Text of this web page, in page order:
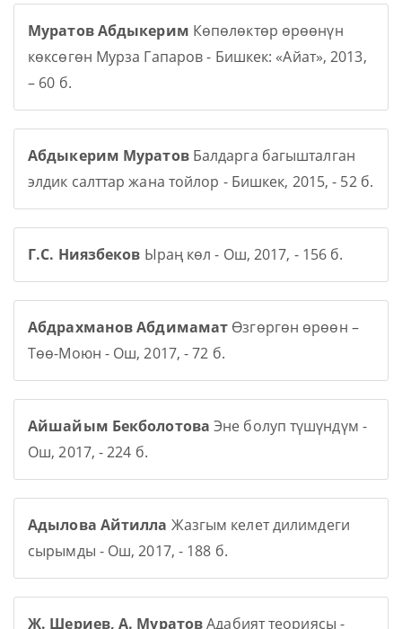
Муратов Абдыкерим Көпөлөктөр өрөөнүн
көксөгөн Мурза Гапаров - Бишкек: «Айат», 2013,
– 60 б.
Абдыкерим МуратовБалдарга багышталган
элдик салттар жана тойлор - Бишкек, 2015, - 52 б.
Г.С. Ниязбеков Ыраң көл - Ош, 2017, - 156 б.
Абдрахманов Абдимамат Өзгөргөн өрөөн –
Төө-Моюн - Ош, 2017, - 72 б.
Айшайым Бекболотова Эне болуп түшүндүм -
Ош, 2017, - 224 б.
Адылова Айтилла Жазгым келет дилимдеги
сырымды - Ош, 2017, - 188 б.
Ж. Шериев, А. МуратовАдабият теориясы -